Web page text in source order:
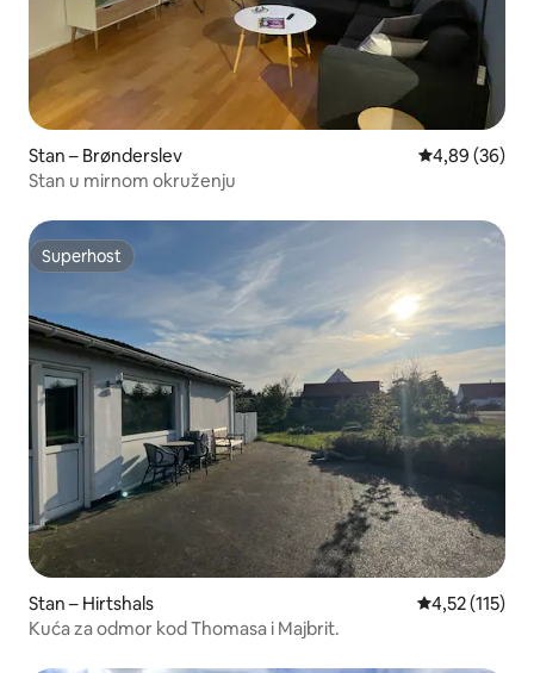
Stan – Brønderslev Prosječna
4,89 (36)
Stan u mirnom okruženju
Superhost
Superhost
Stan – Hirtshals Prosječna
4,52 (115)
Kuća za odmor kod Thomasa i Majbrit.